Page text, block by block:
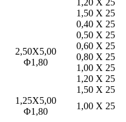
1,50 X 25
2,50X5,00
Φ1,80
0,40 X 25
0,50 X 25
0,60 X 25
0,80 X 25
1,00 X 25
1,20 X 25
1,50 X 25
1,25X5,00
Φ1,80
1,00 X 25